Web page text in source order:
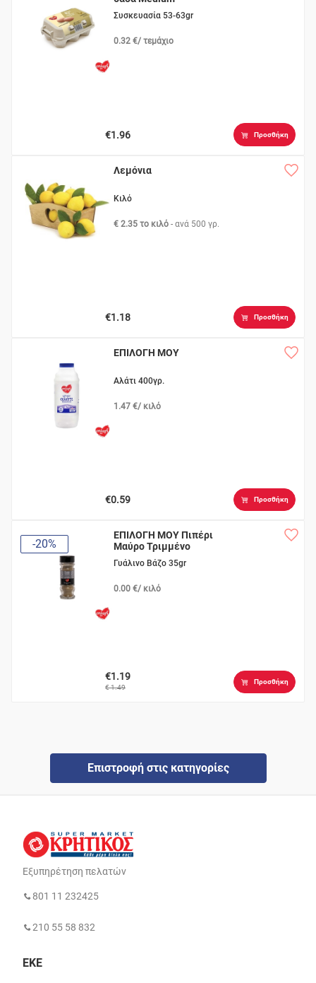
Συσκευασία 53-63gr
0.32 €/ τεμάχιο
€1.96 Προσθήκη
Λεμόνια
Κιλό
€ 2.35 το κιλό - ανά 500 γρ.
€1.18 Προσθήκη
ΕΠΙΛΟΓΗ ΜΟΥ
Αλάτι 400γρ.
1.47 €/ κιλό
€0.59 Προσθήκη
-20%
ΕΠΙΛΟΓΗ ΜΟΥ Πιπέρι
Μαύρο Τριμμένο
Γυάλινο Βάζο 35gr
0.00 €/ κιλό
€1.19
€ 1.49
Προσθήκη
Επιστροφή στις κατηγορίες
Εξυπηρέτηση πελατών
801 11 232425
210 55 58 832
ΕΚΕ